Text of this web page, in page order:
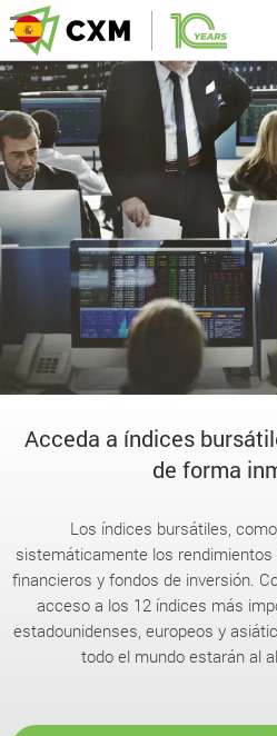
Acceda a índices
de forma
Los índices bursátiles,
sistemáticamente los rendimientos
financieros y fondos de inversión.
acceso a los 12 índices más
estadounidenses, europeos y
todo el mundo estarán al